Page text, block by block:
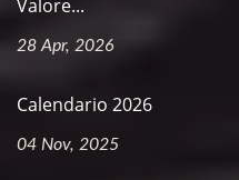
Valore...
28 Apr, 2026
Calendario 2026
04 Nov, 2025